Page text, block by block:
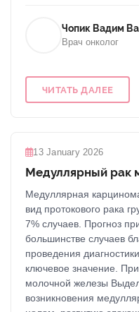
Чопик Вадим
Врач онколог
ЧИТАТЬ ДАЛЕЕ
13 January 2026
Медуллярный рак
Медуллярная
вид протокового рака
7% случаев. Прогноз
большинстве случаев
проведения
ключевое значение.
молочной железы
возникновения